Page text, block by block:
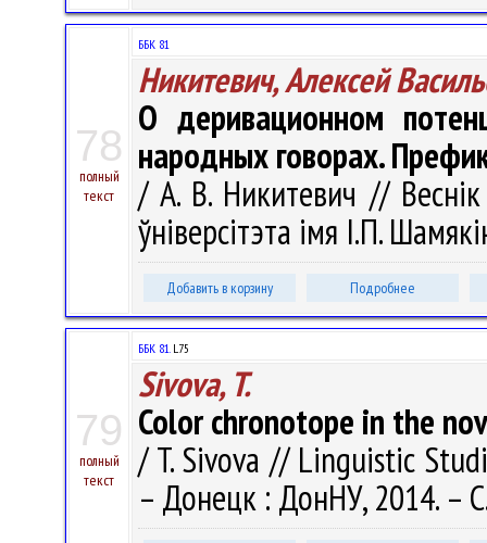
78
полный
текст
ББК 81
Никитевич, Алексей
О деривационном
народных говорах.
/ А. В. Никитевич // Веснік
ўніверсітэта імя І.П.
Добавить в корзину Подробнее
79
полный
текст
ББК 81.L75
Sivova, T.
Color chronotope in the
/ T. Sivova // Linguistic
– Донецк : ДонНУ, 2014. –